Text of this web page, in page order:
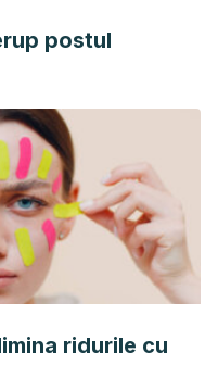
postul
ridurile cu